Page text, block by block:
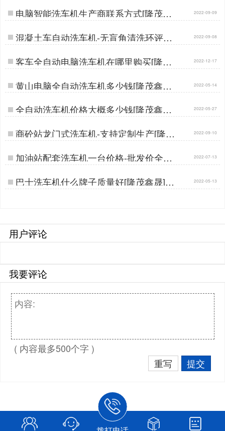
电脑智能洗车机生产商联系方式[隆茂鑫
晟]…
2022-09-09
混凝土车自动洗车机-无盲角清洗环评轻
松验收[隆茂鑫晟]…
2022-09-08
客车全自动电脑洗车机在哪里购买[隆茂
鑫晟]…
2022-12-17
黄山电脑全自动洗车机多少钱[隆茂鑫晟]
…
2022-05-14
全自动洗车机价格大概多少钱[隆茂鑫晟]
…
2022-05-27
商砼站龙门式洗车机-支持定制生产[隆茂
鑫晟]…
2022-09-10
加油站配套洗车机一台价格-批发价全国
直供[隆茂鑫晟]…
2022-07-13
巴士洗车机什么牌子质量好[隆茂鑫晟]… 2022-05-13
用户评论
我要评论
( 内容最多500个字 )
重写
提交